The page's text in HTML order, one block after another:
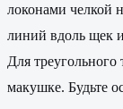
локонами челкой
линий вдоль щек
Для
макушке. Будьте